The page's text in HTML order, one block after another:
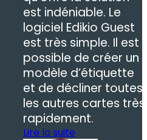
est indéniable. Le
logiciel Edikio Guest
est très simple. Il est
possible de créer un
modèle d’étiquette
et de décliner toutes
les autres cartes très
rapidement.
Lire la suite